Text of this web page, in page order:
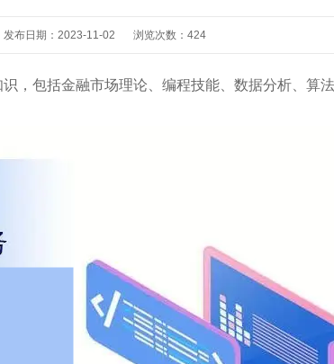
发布日期：2023-11-02 浏览次数： 424
，包括金融市场理论、编程技能、数据分析、算